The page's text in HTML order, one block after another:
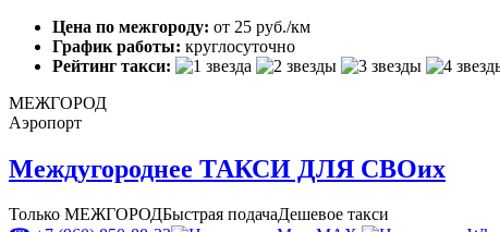
Цена по межгороду: от 25 руб./км
График работы: круглосуточно
Рейтинг такси:
МЕЖГОРОД
Аэропорт
Междугороднее ТАКСИ ДЛЯ СВОих
Только МЕЖГОРОДБыстрая подачаДешевое такси